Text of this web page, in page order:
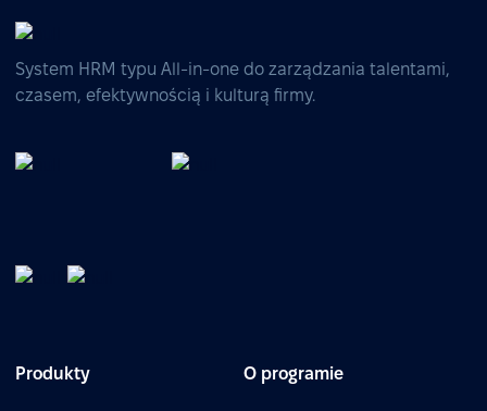
System HRM typu All-in-one do zarządzania talentami,
czasem, efektywnością i kulturą firmy.
Produkty O programie